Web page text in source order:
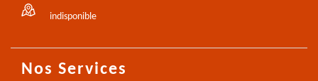
indisponible
Nos Services